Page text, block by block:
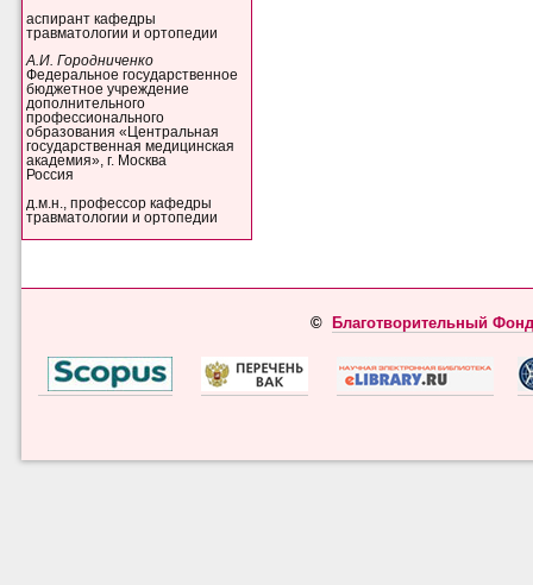
аспирант кафедры
травматологии и ортопедии
А.И. Городниченко
Федеральное государственное
бюджетное учреждение
дополнительного
профессионального
образования «Центральная
государственная медицинская
академия», г. Москва
Россия
д.м.н., профессор кафедры
травматологии и ортопедии
© Благотворительный